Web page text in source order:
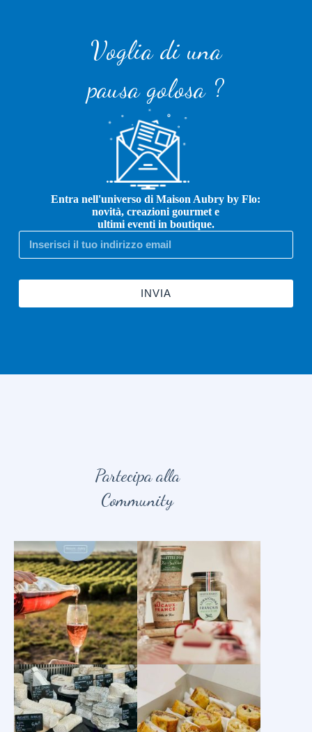
Voglia di una
pausa golosa ?
Entra nell'universo di Maison Aubry by Flo:
novità, creazioni gourmet e
ultimi eventi in boutique.
INVIA
Partecipa alla
Community